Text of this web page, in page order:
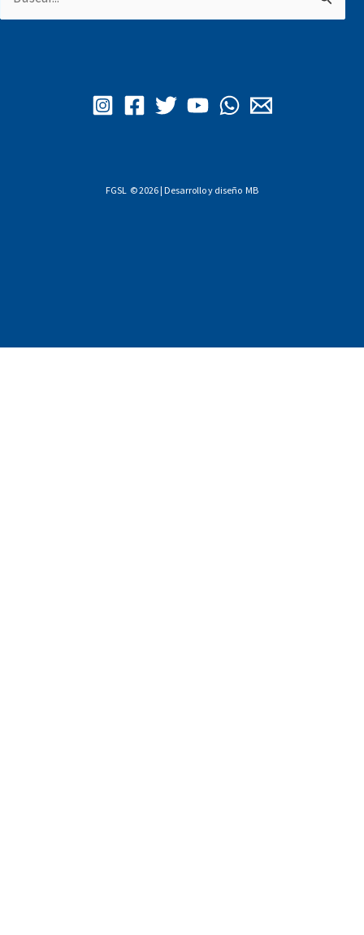
por:
FGSL © 2026 | Desarrollo y diseño MB